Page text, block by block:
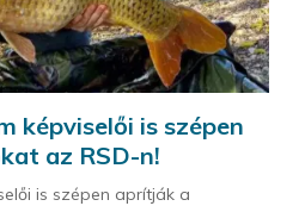
képviselői is szépen
az RSD-n!
is szépen aprítják a